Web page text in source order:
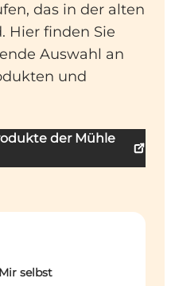
das in der alten
Hier finden Sie
Auswahl an
und
der Mühle
selbst